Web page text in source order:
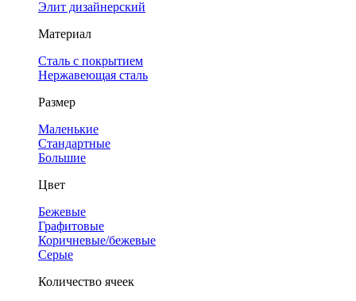
Элит дизайнерский
Материал
Сталь с покрытием
Нержавеющая сталь
Размер
Маленькие
Стандартные
Большие
Цвет
Бежевые
Графитовые
Коричневые/бежевые
Серые
Количество ячеек